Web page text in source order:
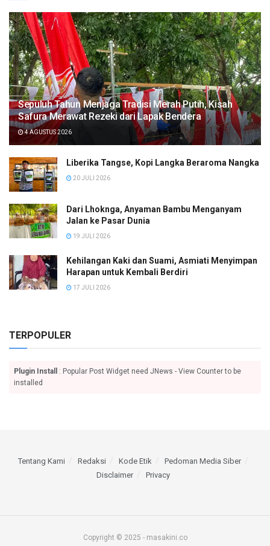
Sepuluh Tahun Menjaga Tradisi Merah Putih, Kisah
Safura Merawat Rezeki dari Lapak Bendera
4 AGUSTUS 2026
Liberika Tangse, Kopi Langka Beraroma Nangka
20 JULI 2026
Dari Lhoknga, Anyaman Bambu Menganyam
Jalan ke Pasar Dunia
19 JULI 2026
Kehilangan Kaki dan Suami, Asmiati Menyimpan
Harapan untuk Kembali Berdiri
17 JULI 2026
TERPOPULER
Plugin Install
: Popular Post Widget need JNews - View Counter to be
installed
Tentang Kami Redaksi Kode Etik
Pedoman Media Siber
Disclaimer
Privacy
Copyright © 2025 - masakini.co